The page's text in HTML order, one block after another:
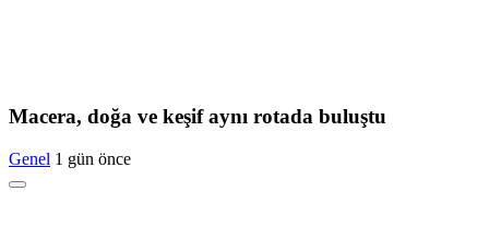
Macera, doğa ve keşif aynı rotada buluştu
Genel 1 gün önce